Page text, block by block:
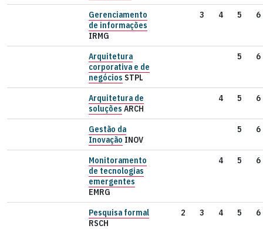
Gerenciamento
de informações
IRMG
3 4 5 6
Arquitetura
corporativa e de
negócios STPL
5 6
Arquitetura de
soluções ARCH
4 5 6
Gestão da
Inovação INOV
5 6
Monitoramento
de tecnologias
emergentes
EMRG
4 5 6
Pesquisa formal
RSCH
2 3 4 5 6